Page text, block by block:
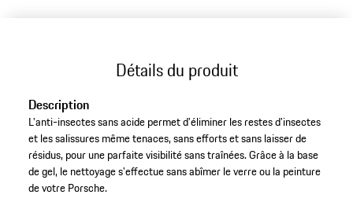
Détails du produit
Description
L'anti-insectes sans acide permet d'éliminer les restes d'insectes
et les salissures même tenaces, sans efforts et sans laisser de
résidus, pour une parfaite visibilité sans traînées. Grâce à la base
de gel, le nettoyage s'effectue sans abîmer le verre ou la peinture
de votre Porsche.